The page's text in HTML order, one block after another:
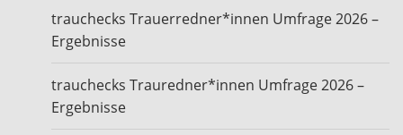
trauchecks Trauerredner*innen Umfrage 2026 –
Ergebnisse
trauchecks Trauredner*innen Umfrage 2026 –
Ergebnisse